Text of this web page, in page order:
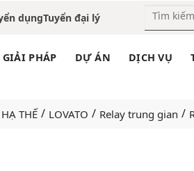
dụngTuyển đại lý
GIẢI PHÁP DỰ ÁN DỊCH VỤ
THẾ / LOVATO / Relay trung gian /